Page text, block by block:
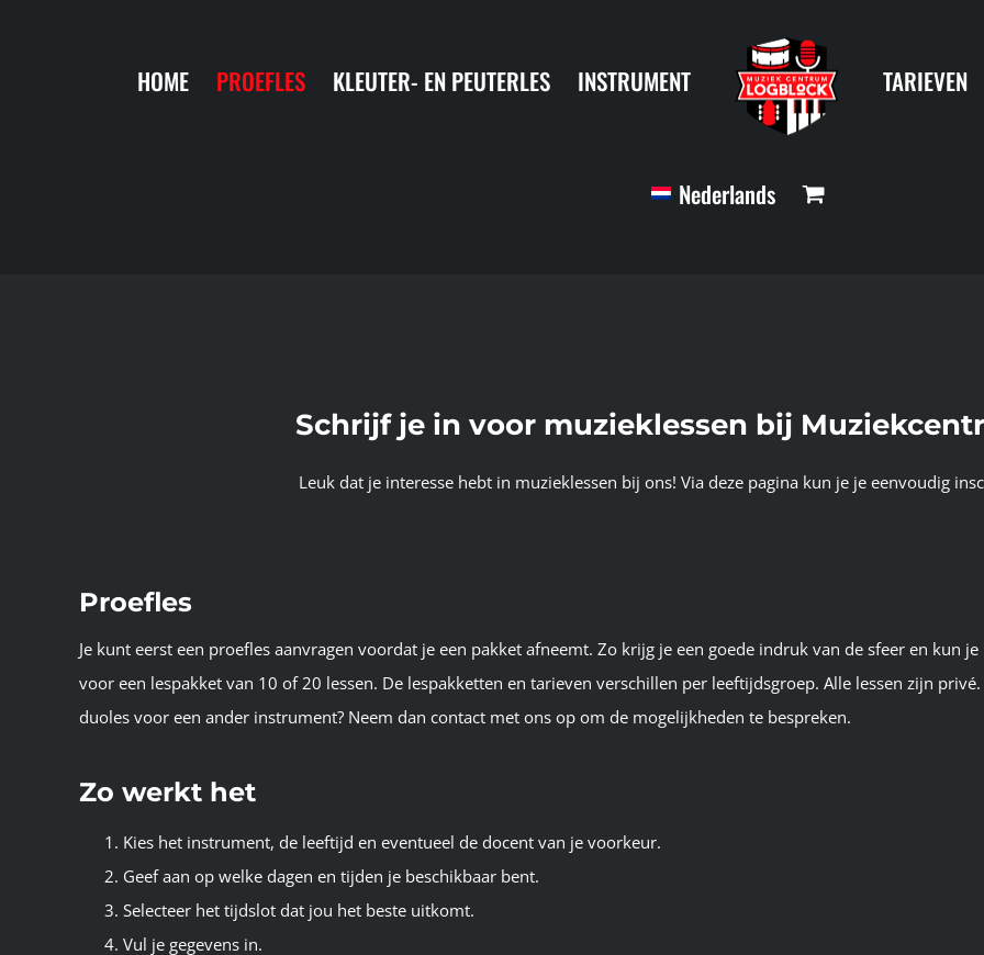
HOME PROEFLES KLEUTER- EN PEUTERLES INSTRUMENT TARIEVEN
Nederlands
Schrijf je in voor muzieklessen bij
Leuk dat je interesse hebt in muzieklessen bij ons! Via deze pagina kun je je eenvoudig
Proefles
Je kunt eerst een proefles aanvragen voordat je een pakket afneemt. Zo krijg je een goede indruk van de sfeer en kun
voor een lespakket van 10 of 20 lessen. De lespakketten en tarieven verschillen per leeftijdsgroep. Alle lessen zijn
duoles voor een ander instrument? Neem dan contact met ons op om de mogelijkheden te bespreken.
Zo werkt het
Kies het instrument, de leeftijd en eventueel de docent van je voorkeur.
Geef aan op welke dagen en tijden je beschikbaar bent.
Selecteer het tijdslot dat jou het beste uitkomt.
Vul je gegevens in.